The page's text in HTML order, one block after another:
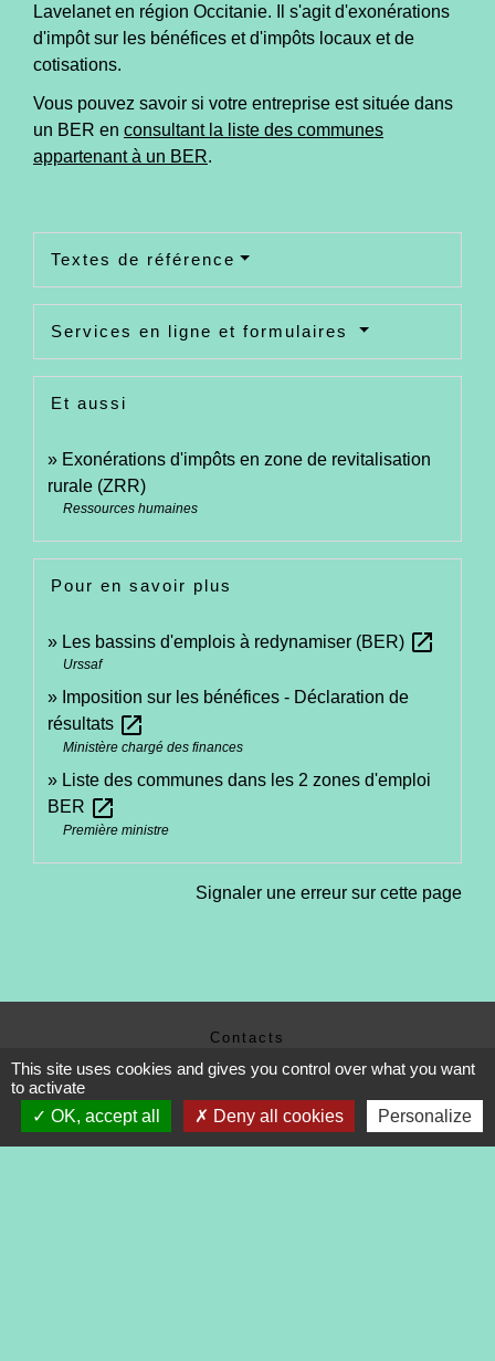
Lavelanet en région Occitanie. Il s'agit d'exonérations
d'impôt sur les bénéfices et d'impôts locaux et de
cotisations.
Vous pouvez savoir si votre entreprise est située dans
un BER en consultant la liste des communes
appartenant à un BER.
Textes de référence
Services en ligne et formulaires
Et aussi
Exonérations d'impôts en zone de revitalisation
rurale (ZRR)
Ressources humaines
Pour en savoir plus
Les bassins d'emplois à redynamiser (BER) open_in_new
Urssaf
Imposition sur les bénéfices - Déclaration de
résultats open_in_new
Ministère chargé des finances
Liste des communes dans les 2 zones d'emploi
BER open_in_new
Première ministre
Signaler une erreur sur cette page
Contacts
Commune de Tréveneuc
22410 Tréveneuc - FRANCE
+33 2 96 70 84 84
This site uses cookies and gives you control over what you want
to activate
OK, accept all
Deny all cookies Personalize